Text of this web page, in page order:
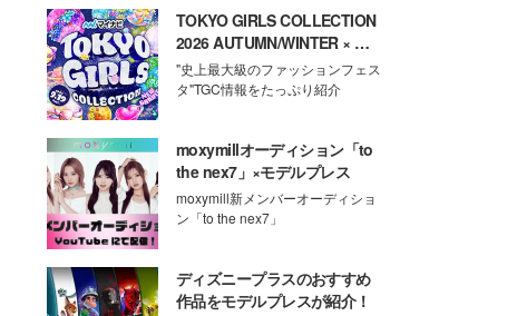
TOKYO GIRLS COLLECTION
2026 AUTUMN/WINTER × モ
デルプレス
"史上最大級のファッションフェス
タ"TGC情報をたっぷり紹介
moxymillオーディション「to
the nex7」×モデルプレス
moxymill新メンバーオーディショ
ン「to the nex7」
ディズニープラスのおすすめ
作品をモデルプレスが紹介！